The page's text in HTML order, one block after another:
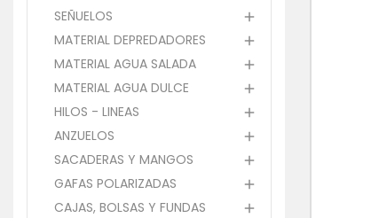
SEÑUELOS 
MATERIAL DEPREDADORES 
MATERIAL AGUA SALADA 
MATERIAL AGUA DULCE 
HILOS - LINEAS 
ANZUELOS 
SACADERAS Y MANGOS 
GAFAS POLARIZADAS 
CAJAS, BOLSAS Y FUNDAS 